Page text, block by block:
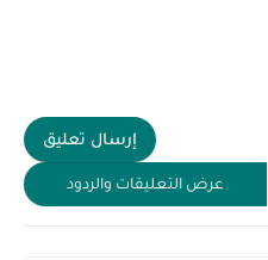
إرسال تعليق
عرض التعليقات والردود